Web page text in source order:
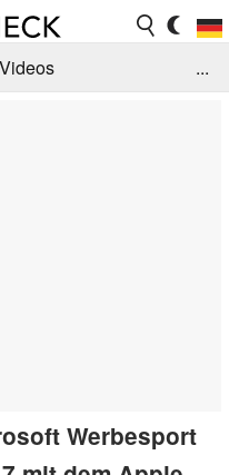
Videos
...
Werbesport